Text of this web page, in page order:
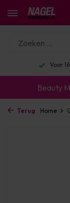
Voor
Beauty
Terug Home